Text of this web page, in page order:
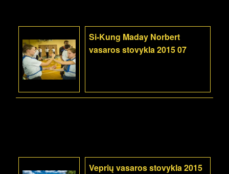
Si-Kung Maday Norbert
vasaros stovykla 2015 07
Veprių vasaros stovykla 2015